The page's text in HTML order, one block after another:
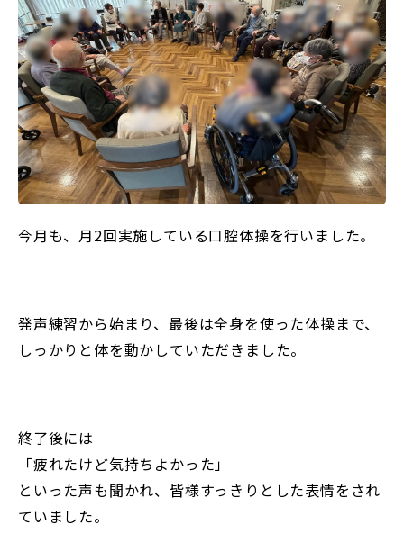
今月も、月2回実施している口腔体操を行いました。
発声練習から始まり、最後は全身を使った体操まで、
しっかりと体を動かしていただきました。
終了後には
「疲れたけど気持ちよかった」
といった声も聞かれ、皆様すっきりとした表情をされ
ていました。